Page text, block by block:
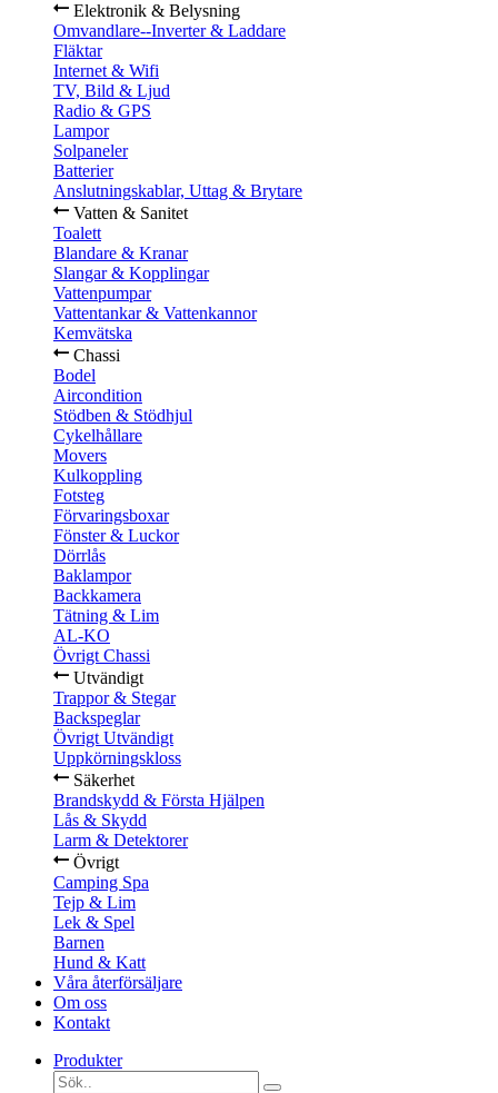
Elektronik & Belysning
Omvandlare--Inverter & Laddare
Fläktar
Internet & Wifi
TV, Bild & Ljud
Radio & GPS
Lampor
Solpaneler
Batterier
Anslutningskablar, Uttag & Brytare
Vatten & Sanitet
Toalett
Blandare & Kranar
Slangar & Kopplingar
Vattenpumpar
Vattentankar & Vattenkannor
Kemvätska
Chassi
Bodel
Aircondition
Stödben & Stödhjul
Cykelhållare
Movers
Kulkoppling
Fotsteg
Förvaringsboxar
Fönster & Luckor
Dörrlås
Baklampor
Backkamera
Tätning & Lim
AL-KO
Övrigt Chassi
Utvändigt
Trappor & Stegar
Backspeglar
Övrigt Utvändigt
Uppkörningskloss
Säkerhet
Brandskydd & Första Hjälpen
Lås & Skydd
Larm & Detektorer
Övrigt
Camping Spa
Tejp & Lim
Lek & Spel
Barnen
Hund & Katt
Våra återförsäljare
Om oss
Kontakt
Produkter